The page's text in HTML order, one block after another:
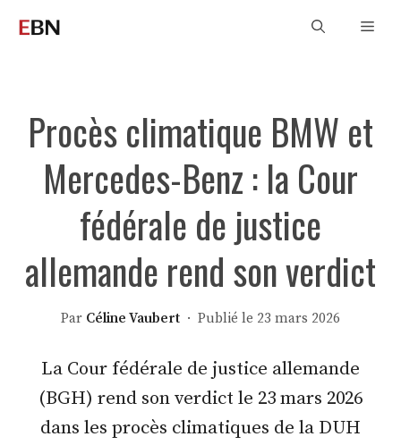
Procès climatique BMW et
Mercedes-Benz : la Cour
fédérale de justice
allemande rend son verdict
Par Céline Vaubert · Publié le 23 mars 2026
La Cour fédérale de justice allemande
(BGH) rend son verdict le 23 mars 2026
dans les procès climatiques de la DUH